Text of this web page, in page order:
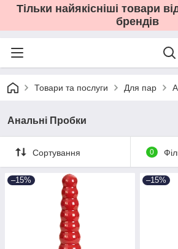
Тільки найякісніші товари
брендів
Товари та послуги Для пар
Анальні Пробки
Сортування 0
–15% –15%